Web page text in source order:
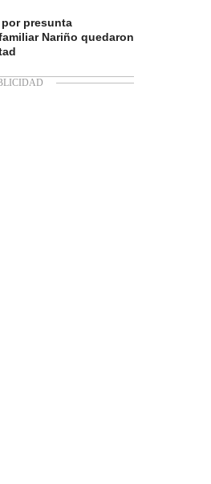
presunta
Nariño quedaron